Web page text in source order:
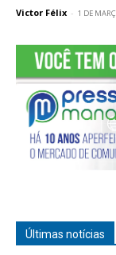
Victor Félix - 1 DE
Últimas notícias